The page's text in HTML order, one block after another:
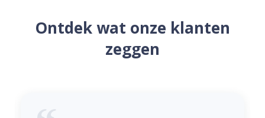
Ontdek wat onze klanten
zeggen